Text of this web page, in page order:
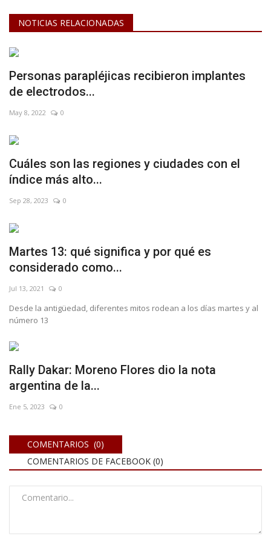
NOTICIAS RELACIONADAS
Personas parapléjicas recibieron implantes
de electrodos...
May 8, 2022 0
Cuáles son las regiones y ciudades con el
índice más alto...
Sep 28, 2023 0
Martes 13: qué significa y por qué es
considerado como...
Jul 13, 2021 0
Desde la antigüedad, diferentes mitos rodean a los días martes y al
número 13
Rally Dakar: Moreno Flores dio la nota
argentina de la...
Ene 5, 2023 0
COMENTARIOS (0)
COMENTARIOS DE FACEBOOK (0)